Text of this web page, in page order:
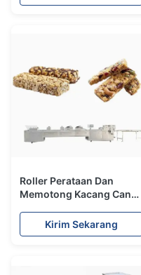
Roller Perataan Dan
Memotong Kacang Candy
SUS304 Bahan
Kirim Sekarang